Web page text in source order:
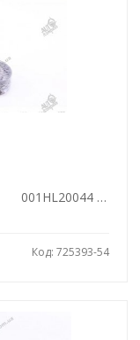
001HL20044 000
Код: 725393-54